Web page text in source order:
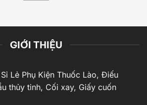
GIỚI THIỆU
Lẻ Phụ Kiện Thuốc Lào, Điếu
thủy tinh, Cối xay, Giấy cuốn